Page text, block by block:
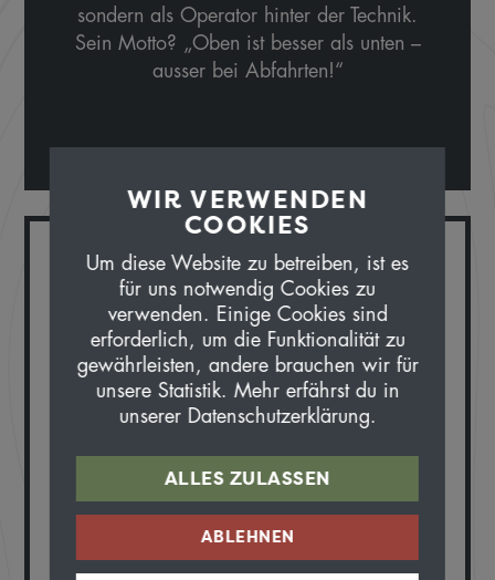
sondern als Operator hinter der Technik.
Sein Motto? „Oben ist besser als unten –
ausser bei Abfahrten!“
WARUM BEI UNS?
Weil ich eine natürliche Begabung habe,
den schnellsten Weg zu finden – auch
wenn’s ein Umweg ist.
NIE OHNE…
Einsiedler Schafböcke.
WIR VERWENDEN
COOKIES
Um diese Website zu betreiben, ist es
für uns notwendig Cookies zu
verwenden. Einige Cookies sind
erforderlich, um die Funktionalität zu
gewährleisten, andere brauchen wir für
unsere Statistik. Mehr erfährst du in
unserer Datenschutzerklärung.
ALLES ZULASSEN
ABLEHNEN